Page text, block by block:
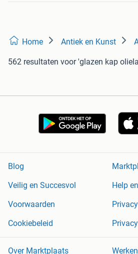
Home Antiek en Kunst
562 resultaten voor 'glazen kap
Blog
Veilig en Succesvol
Help
Voorwaarden
Cookiebeleid
Over Marktplaats